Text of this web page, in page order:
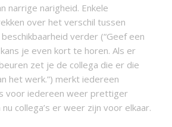
narrige narigheid. Enkele
over het verschil tussen
verder (“Geef een
je even kort te horen. Als er
zet je de collega die er die
het werk.”) merkt iedereen
voor iedereen weer prettiger
collega’s er weer zijn voor elkaar.